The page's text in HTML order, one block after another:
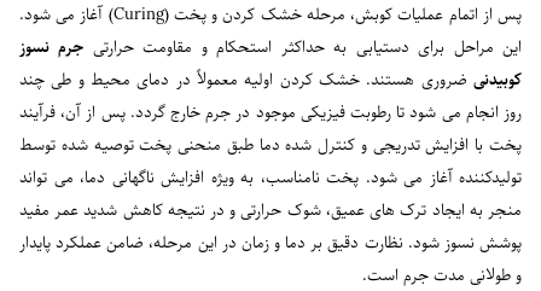
پس از اتمام عملیات کوبش، مرحله خشک کردن و پخت (Curing) آغاز می شود.
این مراحل برای دستیابی به حداکثر استحکام و مقاومت حرارتی جرم نسوز
کوبیدنی ضروری هستند. خشک کردن اولیه معمولاً در دمای محیط و طی چند
روز انجام می شود تا رطوبت فیزیکی موجود در جرم خارج گردد. پس از آن، فرآیند
پخت با افزایش تدریجی و کنترل شده دما طبق منحنی پخت توصیه شده توسط
تولیدکننده آغاز می شود. پخت نامناسب، به ویژه افزایش ناگهانی دما، می تواند
منجر به ایجاد ترک های عمیق، شوک حرارتی و در نتیجه کاهش شدید عمر مفید
پوشش نسوز شود. نظارت دقیق بر دما و زمان در این مرحله، ضامن عملکرد پایدار
و طولانی مدت جرم است.